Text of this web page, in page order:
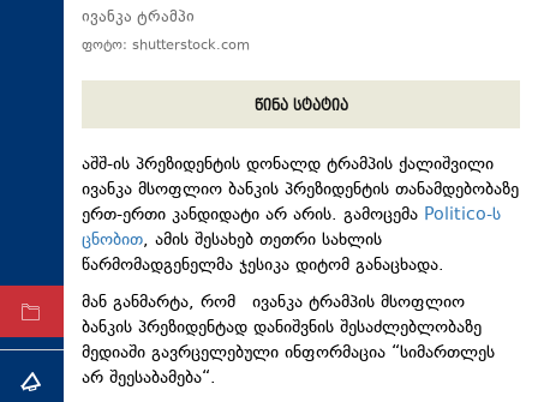
სამართალი
ტექნოლოგიები
ტაბლოიდი
თემა
ივანკა ტრამპი
ფოტო: shutterstock.com
წინა სტატია
აშშ-ის პრეზიდენტის დონალდ ტრამპის ქალიშვილი
ივანკა მსოფლიო ბანკის პრეზიდენტის თანამდებობაზე
ერთ-ერთი კანდიდატი არ არის. გამოცემა Politico-ს
ცნობით, ამის შესახებ თეთრი სახლის
წარმომადგენელმა ჯესიკა დიტომ განაცხადა.
მან განმარტა, რომ ივანკა ტრამპის მსოფლიო
ბანკის პრეზიდენტად დანიშვნის შესაძლებლობაზე
მედიაში გავრცელებული ინფორმაცია “სიმართლეს
არ შეესაბამება“.